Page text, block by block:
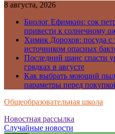
8 августа, 2026
Биолог Ефимкин: сок
привести к солнечному
Химик Дорохов: посуда с
источником опасных
Последний шанс спасти
грядках в августе
Как выбрать моющий
параметры перед
Общеобразовательная школа
Новостная рассылка
Случайные новости